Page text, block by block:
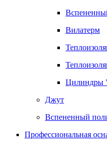
Вилатерм
Цилиндры
Джут
Вспененный
Профессиональная